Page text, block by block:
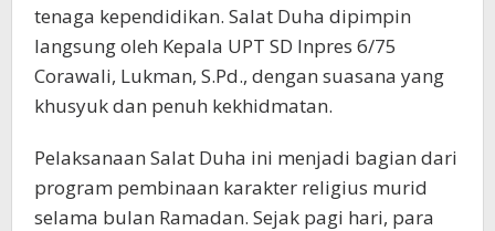
tenaga kependidikan. Salat Duha dipimpin
langsung oleh Kepala UPT SD Inpres 6/75
Corawali, Lukman, S.Pd., dengan suasana yang
khusyuk dan penuh kekhidmatan.
Pelaksanaan Salat Duha ini menjadi bagian dari
program pembinaan karakter religius murid
selama bulan Ramadan. Sejak pagi hari, para